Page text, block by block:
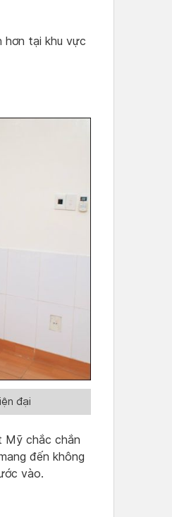
hơn tại khu vực
đại
Mỹ chắc chắn
đến không
vào.